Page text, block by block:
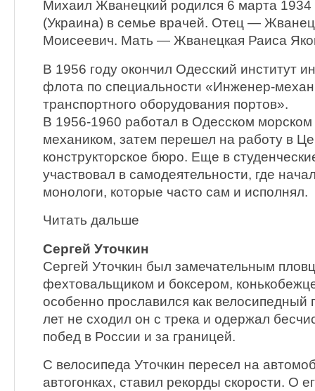
Михаил Жванецкий родился 6 марта 1934
(Украина) в семье врачей. Отец —
Моисеевич. Мать — Жванецкая Раиса
В 1956 году окончил Одесский институт
флота по специальности «Инженер-
транспортного оборудования портов».
В 1956-1960 работал в Одесском морском
механиком, затем перешел на работу в
конструкторское бюро. Еще в
участвовал в самодеятельности, где
монологи, которые часто сам и исполнял.
Читать дальше
Сергей Уточкин
Сергей Уточкин был замечательным
фехтовальщиком и боксером,
особенно прославился как велосипедный
лет не сходил он с трека и одержал
побед в России и за границей.
С велосипеда Уточкин пересел на
автогонках, ставил рекорды скорости. О